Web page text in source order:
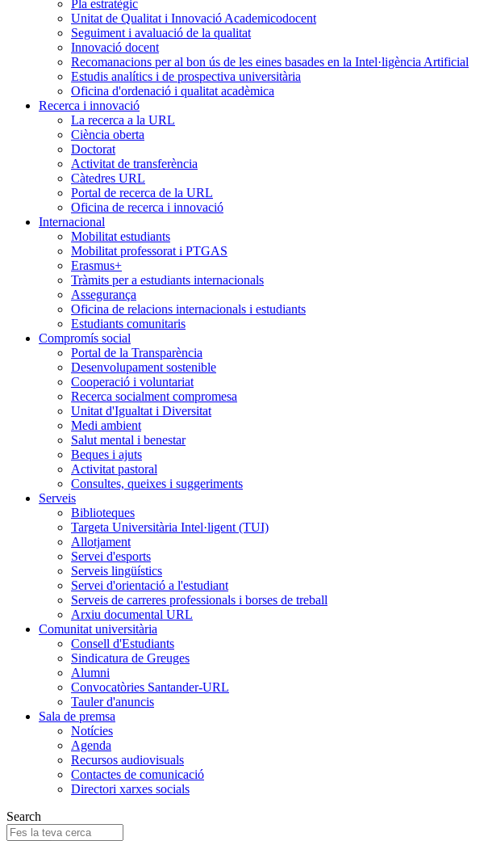
Pla estratègic
Unitat de Qualitat i Innovació Academicodocent
Seguiment i avaluació de la qualitat
Innovació docent
Recomanacions per al bon ús de les eines basades en la Intel·ligència Artificial
Estudis analítics i de prospectiva universitària
Oficina d'ordenació i qualitat acadèmica
Recerca i innovació
La recerca a la URL
Ciència oberta
Doctorat
Activitat de transferència
Càtedres URL
Portal de recerca de la URL
Oficina de recerca i innovació
Internacional
Mobilitat estudiants
Mobilitat professorat i PTGAS
Erasmus+
Tràmits per a estudiants internacionals
Assegurança
Oficina de relacions internacionals i estudiants
Estudiants comunitaris
Compromís social
Portal de la Transparència
Desenvolupament sostenible
Cooperació i voluntariat
Recerca socialment compromesa
Unitat d'Igualtat i Diversitat
Medi ambient
Salut mental i benestar
Beques i ajuts
Activitat pastoral
Consultes, queixes i suggeriments
Serveis
Biblioteques
Targeta Universitària Intel·ligent (TUI)
Allotjament
Servei d'esports
Serveis lingüístics
Servei d'orientació a l'estudiant
Serveis de carreres professionals i borses de treball
Arxiu documental URL
Comunitat universitària
Consell d'Estudiants
Sindicatura de Greuges
Alumni
Convocatòries Santander-URL
Tauler d'anuncis
Sala de premsa
Notícies
Agenda
Recursos audiovisuals
Contactes de comunicació
Directori xarxes socials
Search